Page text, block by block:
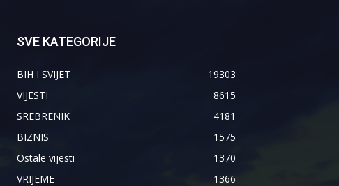
SVE KATEGORIJE
BIH I SVIJET
19303
VIJESTI
8615
SREBRENIK
4181
BIZNIS
1575
Ostale vijesti
1370
VRIJEME
1366